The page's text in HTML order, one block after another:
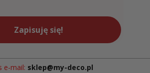
Zapisuję się!
e-mail: sklep@my-deco.pl